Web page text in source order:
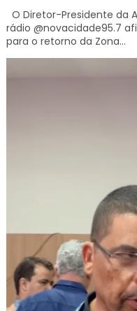
O Diretor-Presidente da
rádio @novacidade95.7
para o retorno da Zona...